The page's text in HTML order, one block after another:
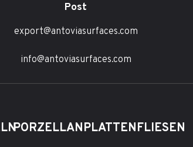
Post
export@antoviasurfaces.com
info@antoviasurfaces.com
PORZELLANPLATTENFLIESEN